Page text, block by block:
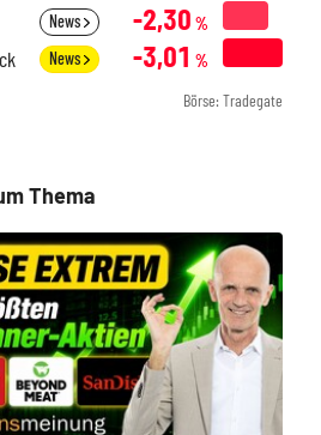
News -2,30 %
News -3,01 %
Börse: Tradegate
Thema